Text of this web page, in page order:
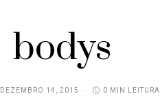
bodys
DEZEMBRO 14, 2015 0 MIN LEITURA